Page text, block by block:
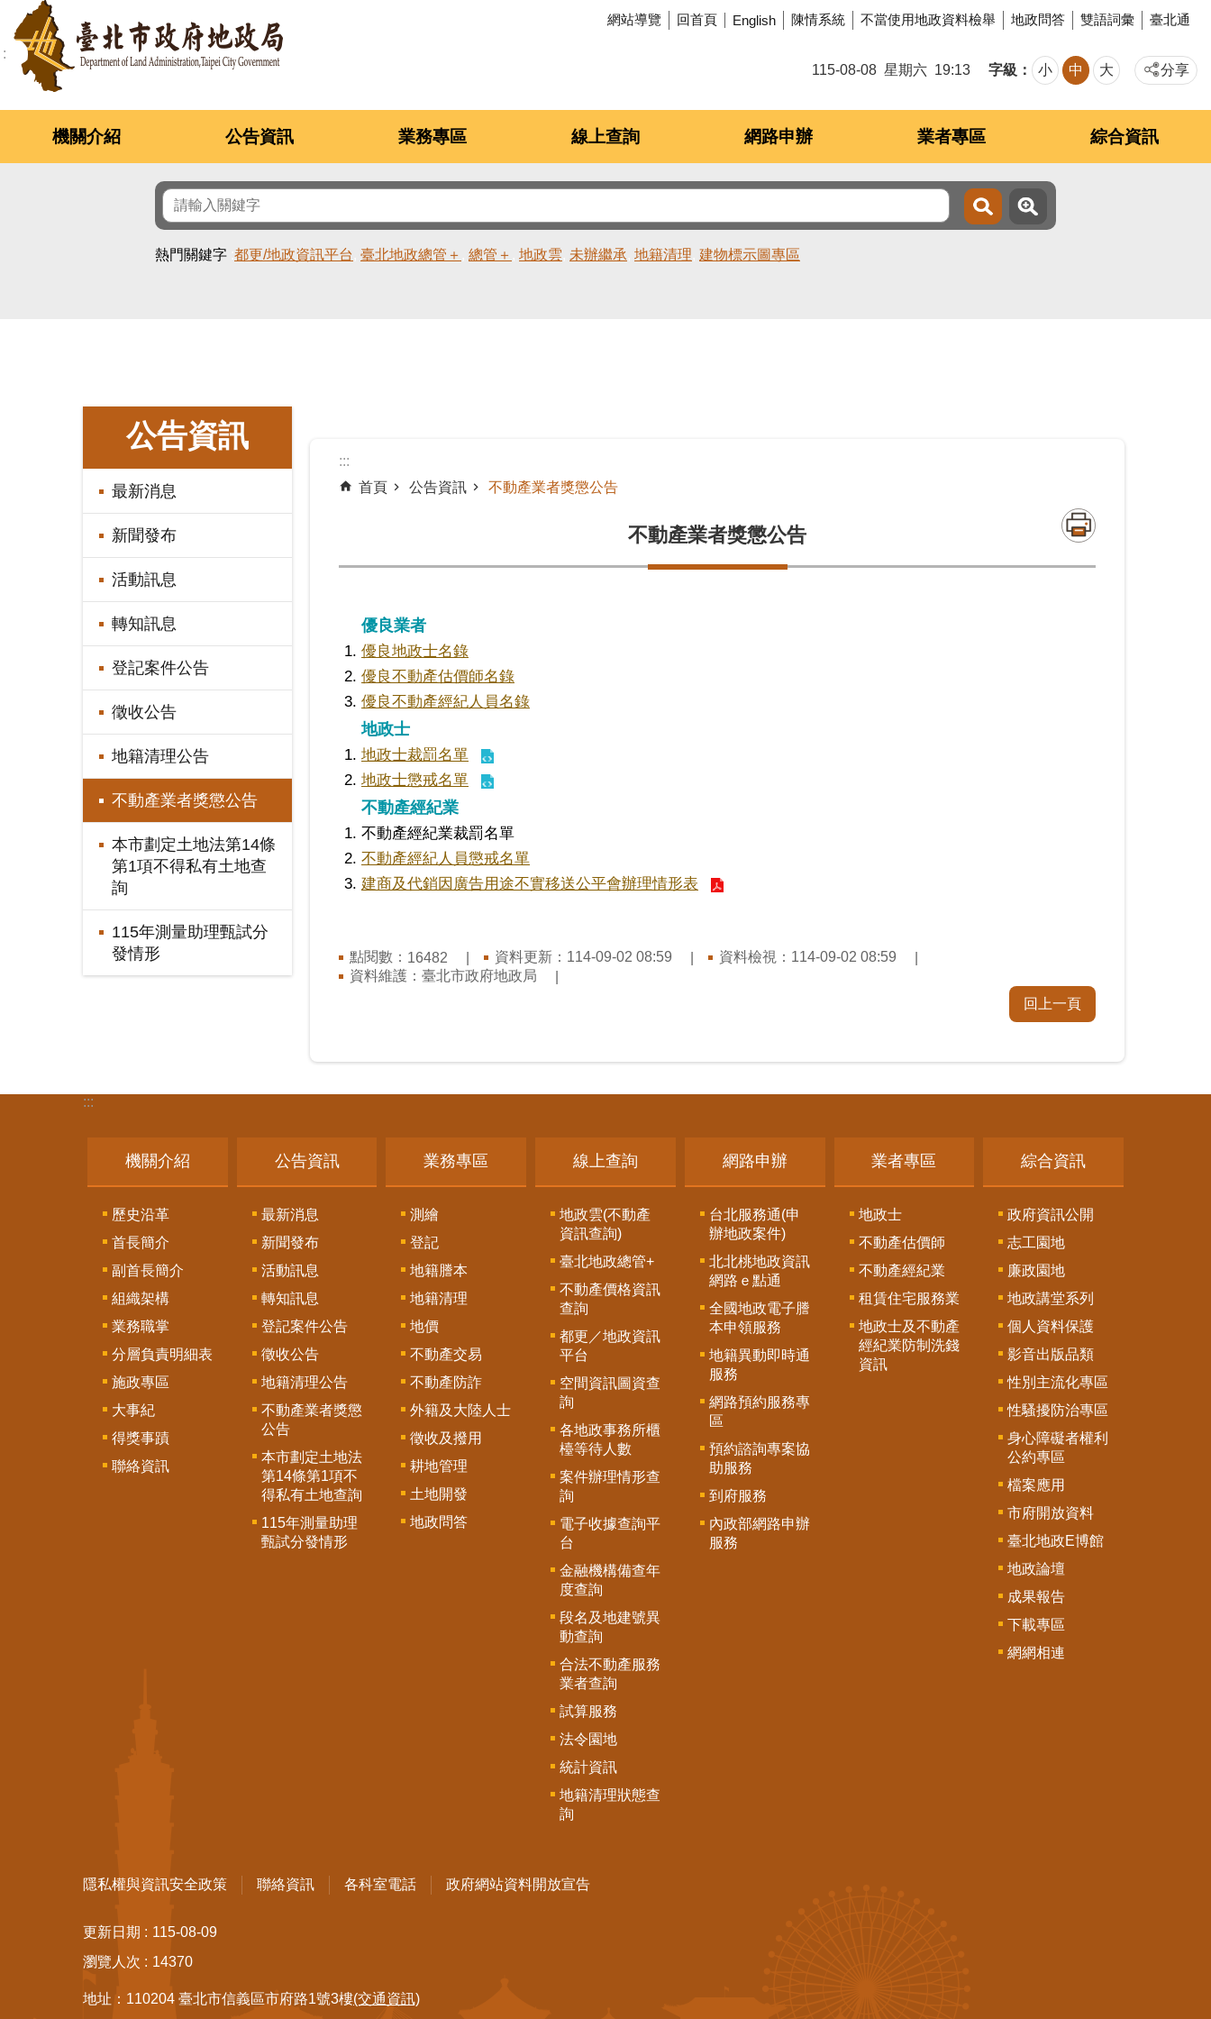
跳到主要內容區塊 網站導覽 回首頁 English 陳情系統 不當使用地政資料檢舉 地政問答 雙語詞彙 臺北通
115-08-08 星期六 19:13 字級 小 中 大 分享
機關介紹 公告資訊 業務專區 線上查詢 網路申辦 業者專區 綜合資訊
熱門關鍵字 都更/地政資訊平台 臺北地政總管＋ 總管＋ 地政雲 未辦繼承 地籍清理 建物標示圖專區
公告資訊
最新消息
新聞發布
活動訊息
轉知訊息
登記案件公告
徵收公告
地籍清理公告
不動產業者獎懲公告
本市劃定土地法第14條
第1項不得私有土地查
詢
115年測量助理甄試分
發情形
:::
首頁
公告資訊 不動產業者獎懲公告
不動產業者獎懲公告
優良業者
優良地政士名錄
優良不動產估價師名錄
優良不動產經紀人員名錄
地政士
地政士裁罰名單
地政士懲戒名單
不動產經紀業
不動產經紀業裁罰名單
不動產經紀人員懲戒名單
建商及代銷因廣告用途不實移送公平會辦理情形表
點閱數： 16482 資料更新： 114-09-02 08:59 資料檢視： 114-09-02 08:59
資料維護： 臺北市政府地政局
回上一頁
:::
機關介紹
歷史沿革
首長簡介
副首長簡介
組織架構
業務職掌
分層負責明細表
施政專區
大事紀
得獎事蹟
聯絡資訊
公告資訊
最新消息
新聞發布
活動訊息
轉知訊息
登記案件公告
徵收公告
地籍清理公告
不動產業者獎懲
公告
本市劃定土地法
第14條第1項不
得私有土地查詢
115年測量助理
甄試分發情形
業務專區
測繪
登記
地籍謄本
地籍清理
地價
不動產交易
不動產防詐
外籍及大陸人士
徵收及撥用
耕地管理
土地開發
地政問答
線上查詢
地政雲(不動產
資訊查詢)
臺北地政總管+
不動產價格資訊
查詢
都更／地政資訊
平台
空間資訊圖資查
詢
各地政事務所櫃
檯等待人數
案件辦理情形查
詢
電子收據查詢平
台
金融機構備查年
度查詢
段名及地建號異
動查詢
合法不動產服務
業者查詢
試算服務
法令園地
統計資訊
地籍清理狀態查
詢
網路申辦
台北服務通(申
辦地政案件)
北北桃地政資訊
網路ｅ點通
全國地政電子謄
本申領服務
地籍異動即時通
服務
網路預約服務專
區
預約諮詢專案協
助服務
到府服務
內政部網路申辦
服務
業者專區
地政士
不動產估價師
不動產經紀業
租賃住宅服務業
地政士及不動產
經紀業防制洗錢
資訊
綜合資訊
政府資訊公開
志工園地
廉政園地
地政講堂系列
個人資料保護
影音出版品類
性別主流化專區
性騷擾防治專區
身心障礙者權利
公約專區
檔案應用
市府開放資料
臺北地政E博館
地政論壇
成果報告
下載專區
網網相連
隱私權與資訊安全政策 聯絡資訊 各科室電話 政府網站資料開放宣告
更新日期
115-08-09
瀏覽人次
14370
地址：110204 臺北市信義區市府路1號3樓(交通資訊)